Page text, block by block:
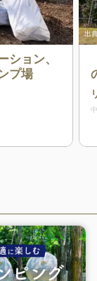
ション、
プ場
出